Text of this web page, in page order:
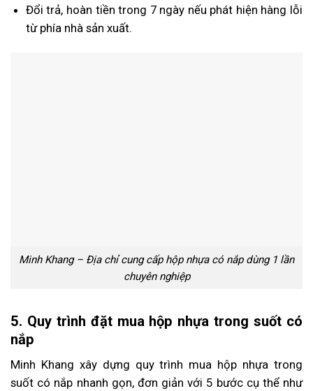
Đổi trả, hoàn tiền trong 7 ngày nếu phát hiện hàng lỗi
từ phía nhà sản xuất.
Minh Khang – Địa chỉ cung cấp hộp nhựa có nắp dùng 1 lần
chuyên nghiệp
5. Quy trình đặt mua hộp nhựa trong suốt có
nắp
Minh Khang xây dựng quy trình mua hộp nhựa trong
suốt có nắp nhanh gọn, đơn giản với 5 bước cụ thể như